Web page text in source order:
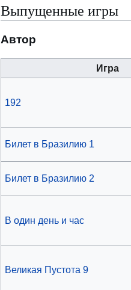
Выпущенные игры
Автор
Игра
192
Билет в Бразилию 1
Билет в Бразилию 2
В один день и час
Великая Пустота 9